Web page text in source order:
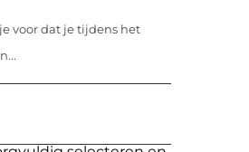
voor dat je tijdens het